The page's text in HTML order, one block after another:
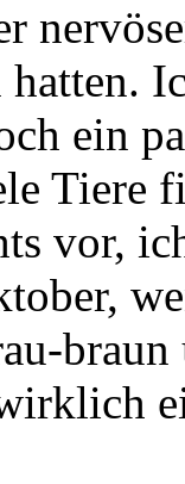
hatten.
ein
Tiere
vor,